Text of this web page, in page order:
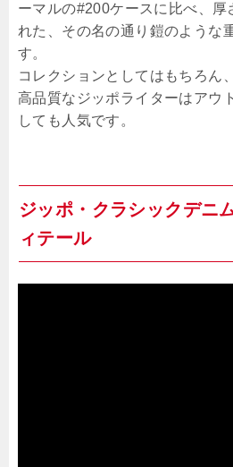
ーマルの#200ケースに比べ、厚
れた、その名の通り鎧のような
す。
コレクションとしてはもちろん
高品質なジッポライターはアウ
しても人気です。
ジッポ・クラシックデ
ィテール